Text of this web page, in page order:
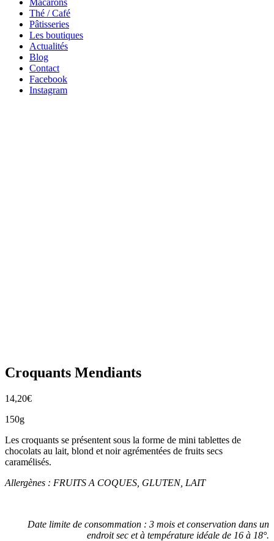
Macarons
Thé / Café
Pâtisseries
Les boutiques
Actualités
Blog
Contact
Facebook
Instagram
Croquants Mendiants
14,20€
150g
Les croquants se présentent sous la forme de mini tablettes de
chocolats au lait, blond et noir agrémentées de fruits secs
caramélisés.
Allergènes : FRUITS A COQUES, GLUTEN, LAIT
Date limite de consommation : 3 mois et conservation dans un
endroit sec et à température idéale de 16 à 18°.